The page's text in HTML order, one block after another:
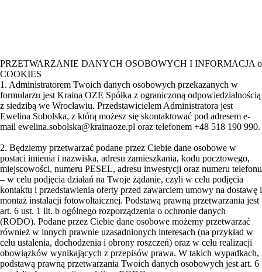
PRZETWARZANIE DANYCH OSOBOWYCH I INFORMACJA o
COOKIES
1. Administratorem Twoich danych osobowych przekazanych w
formularzu jest Kraina OZE Spółka z ograniczoną odpowiedzialnością
z siedzibą we Wrocławiu. Przedstawicielem Administratora jest
Ewelina Sobolska, z którą możesz się skontaktować pod adresem e-
mail ewelina.sobolska@krainaoze.pl oraz telefonem +48 518 190 990.
2. Będziemy przetwarzać podane przez Ciebie dane osobowe w
postaci imienia i nazwiska, adresu zamieszkania, kodu pocztowego,
miejscowości, numeru PESEL, adresu inwestycji oraz numeru telefonu
– w celu podjęcia działań na Twoje żądanie, czyli w celu podjęcia
kontaktu i przedstawienia oferty przed zawarciem umowy na dostawę i
montaż instalacji fotowoltaicznej. Podstawą prawną przetwarzania jest
art. 6 ust. 1 lit. b ogólnego rozporządzenia o ochronie danych
(RODO). Podane przez Ciebie dane osobowe możemy przetwarzać
również w innych prawnie uzasadnionych interesach (na przykład w
celu ustalenia, dochodzenia i obrony roszczeń) oraz w celu realizacji
obowiązków wynikających z przepisów prawa. W takich wypadkach,
podstawą prawną przetwarzania Twoich danych osobowych jest art. 6